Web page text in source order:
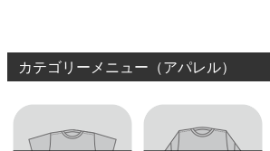
カテゴリーメニュー（アパレル）